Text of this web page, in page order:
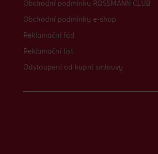
Obchodní podmínky ROSSMANN CLUB
Obchodní podmínky e-shop
Reklamační řád
Reklamační list
Odstoupení od kupní smlouvy